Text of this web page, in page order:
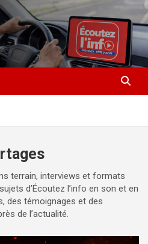
terrain, interviews et formats
d’Écoutez l’info en son et en
des témoignages et des
de l’actualité.